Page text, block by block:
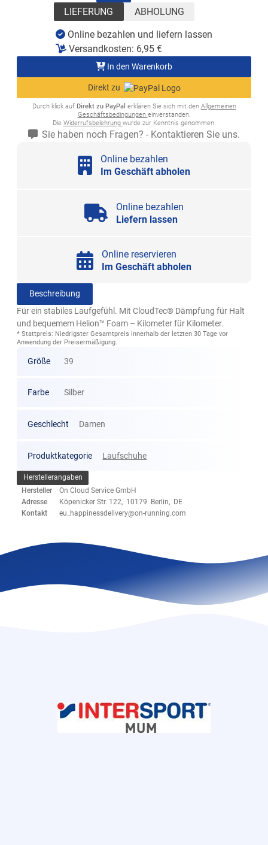
LIEFERUNG ABHOLUNG
Online bezahlen und liefern lassen
Versandkosten: 6,95 €
In den Warenkorb
Direkt zu
Durch klick auf Direkt zu PayPal erklären Sie sich mit den Allgemeinen
Geschäftsbedingungen einverstanden.
Die Widerrufsbelehrung wurde zur Kenntnis genommen.
Sie haben noch Fragen? - Kontaktieren Sie uns.
Online bezahlen
Im Geschäft abholen
Online bezahlen
Liefern lassen
Online reservieren
Im Geschäft abholen
Beschreibung
Für ein stabiles Laufgefühl. Mit CloudTec® Dämpfung für Halt
und bequemem Helion™ Foam – Kilometer für Kilometer.
* Stattpreis: Niedrigster Gesamtpreis innerhalb der letzten 30 Tage vor
Anwendung der Preisermäßigung.
Größe 39
Farbe Silber
Geschlecht Damen
Produktkategorie Laufschuhe
Herstellerangaben
Hersteller
On Cloud Service GmbH
Adresse
Köpenicker Str. 122, 10179 Berlin, DE
Kontakt
eu_happinessdelivery@on-running.com